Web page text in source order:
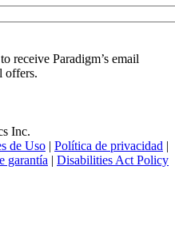
receive Paradigm’s email
offers.
Inc.
de Uso | Política de privacidad |
garantía | Disabilities Act Policy